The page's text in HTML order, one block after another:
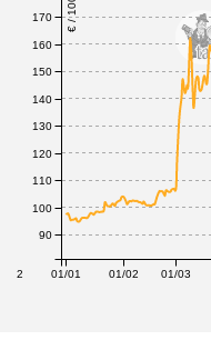
12 01/01 01/02 01/03
90
100
110
120
130
140
150
160
170